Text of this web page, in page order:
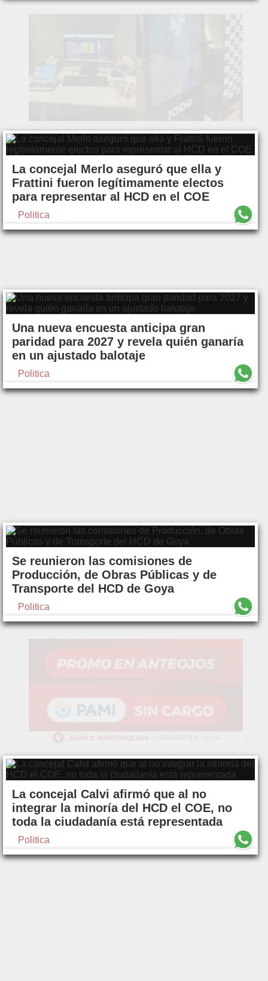
La concejal Merlo aseguró que ella y
Frattini fueron legítimamente electos
para representar al HCD en el COE
Politica
Una nueva encuesta anticipa gran
paridad para 2027 y revela quién ganaría
en un ajustado balotaje
Politica
Se reunieron las comisiones de
Producción, de Obras Públicas y de
Transporte del HCD de Goya
Politica
La concejal Calvi afirmó que al no
integrar la minoría del HCD el COE, no
toda la ciudadanía está representada
Politica